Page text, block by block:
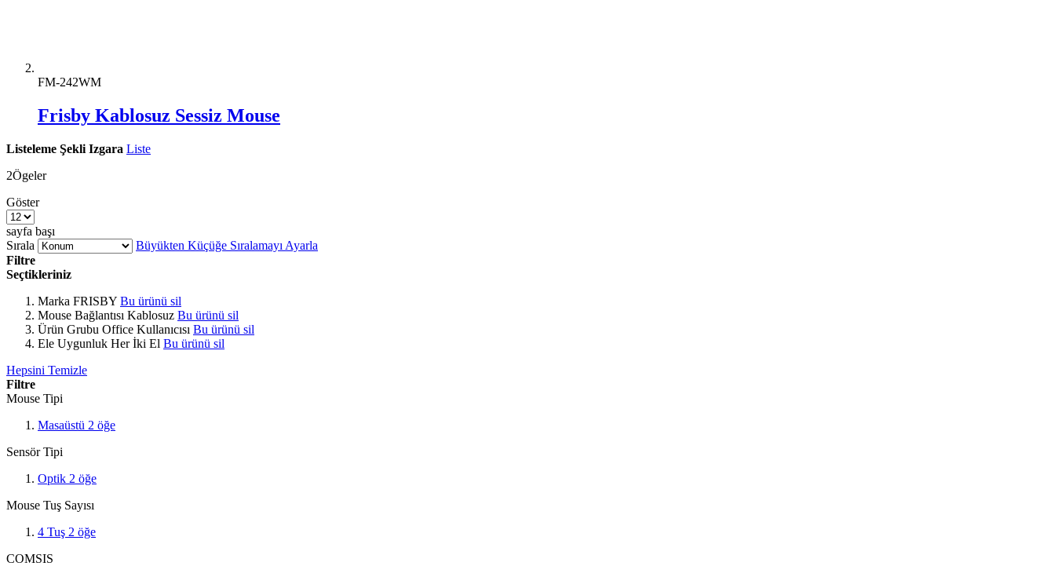
FM-242WM
Frisby Kablosuz Sessiz Mouse
Listeleme Şekli Izgara Liste
2Ögeler
Göster
sayfa başı
Sırala
Büyükten Küçüğe Sıralamayı Ayarla
Filtre
Seçtikleriniz
Marka FRISBY Bu ürünü sil
Mouse Bağlantısı Kablosuz Bu ürünü sil
Ürün Grubu Office Kullanıcısı Bu ürünü sil
Ele Uygunluk Her İki El Bu ürünü sil
Hepsini Temizle
Filtre
Mouse Tipi
Masaüstü 2 öğe
Sensör Tipi
Optik 2 öğe
Mouse Tuş Sayısı
4 Tuş 2 öğe
COMSIS